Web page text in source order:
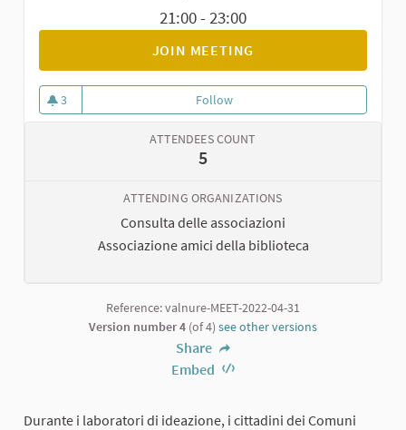
21:00 - 23:00
JOIN MEETING
3
3 followers
FollowLaboratorio di ideazione sul
ATTENDEES COUNT
5
ATTENDING ORGANIZATIONS
Consulta delle associazioni
Associazione amici della biblioteca
Reference: valnure-MEET-2022-04-31
Version number 4 (of 4) see other versions
Share
Embed
Durante i laboratori di ideazione, i cittadini dei Comuni